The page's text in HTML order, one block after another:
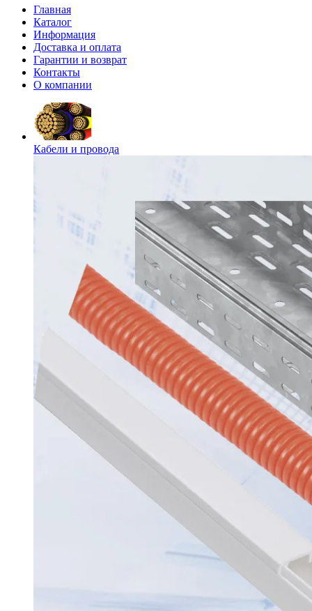
Главная
Каталог
Информация
Доставка и оплата
Гарантии и возврат
Контакты
О компании
Кабели и провода